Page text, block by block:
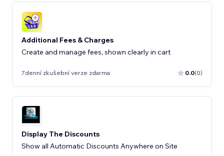
Additional Fees & Charges
Create and manage fees, shown clearly in cart
7denní zkušební verze zdarma 0.0(0)
Display The Discounts
Show all Automatic Discounts Anywhere on Site